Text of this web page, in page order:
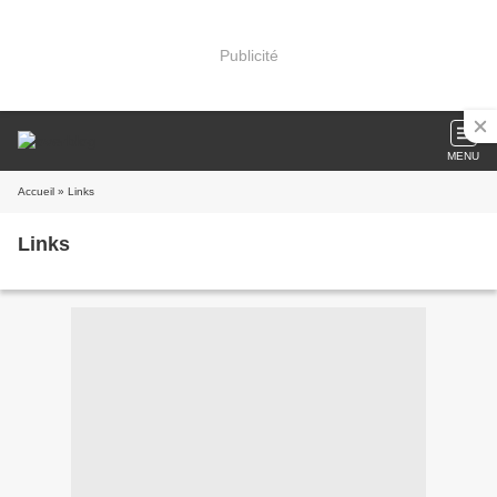
Publicité
MENU
Accueil » Links
Links